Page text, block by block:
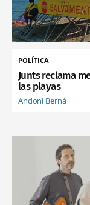
POLÍTICA
Junts reclama
las playas
Andoni Berná